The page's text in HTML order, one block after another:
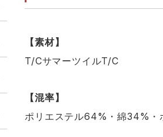
【素材】
T/CサマーツイルT/C
【混率】
ポリエステル64%・綿34%・